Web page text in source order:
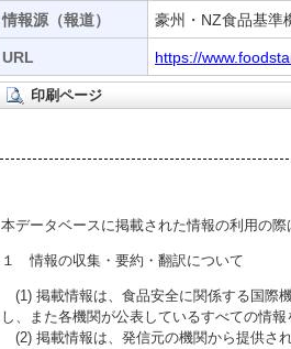
情報源（報道） 豪州・NZ食品基準
URL https://
印刷ページ
本データベースに掲載された情報の利用の
１ 情報の収集・要約・翻訳について
(1) 掲載情報は、食品安全に関係する国際
し、また各機関が公表しているすべての情
(2) 掲載情報は、発信元の機関から提供さ